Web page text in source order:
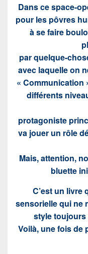
Dans ce space-
pour les pôvres
à se faire
par quelque-
avec laquelle on
« Communication
différents
protagoniste
va jouer un rôle
Mais, attention,
bluette
C’est un livre
sensorielle qui ne
style toujours
Voilà, une fois de